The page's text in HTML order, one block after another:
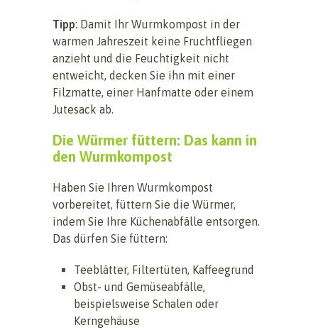
Tipp: Damit Ihr Wurmkompost in der
warmen Jahreszeit keine Fruchtfliegen
anzieht und die Feuchtigkeit nicht
entweicht, decken Sie ihn mit einer
Filzmatte, einer Hanfmatte oder einem
Jutesack ab.
Die Würmer füttern: Das kann in
den Wurmkompost
Haben Sie Ihren Wurmkompost
vorbereitet, füttern Sie die Würmer,
indem Sie Ihre Küchenabfälle entsorgen.
Das dürfen Sie füttern:
Teeblätter, Filtertüten, Kaffeegrund
Obst- und Gemüseabfälle,
beispielsweise Schalen oder
Kerngehäuse